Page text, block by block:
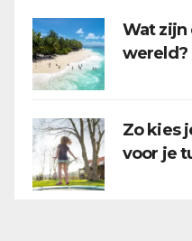
Wat zijn
wereld?
Zo kies
voor je